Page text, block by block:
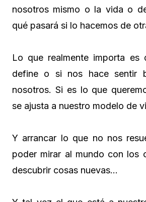
nosotros mismo o la vida o
qué pasará si lo hacemos de
Lo que realmente importa es
define o si nos hace sentir
nosotros. Si es lo que
se ajusta a nuestro modelo de
Y arrancar lo que no nos
poder mirar al mundo con los
descubrir cosas nuevas…